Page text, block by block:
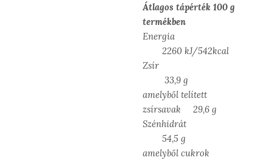
Átlagos tápérték 100 g
termékben
Energia
2260 kJ/542kcal
Zsír
33,9 g
amelyből telített
zsírsavak 29,6 g
Szénhidrát
54,5 g
amelyből cukrok